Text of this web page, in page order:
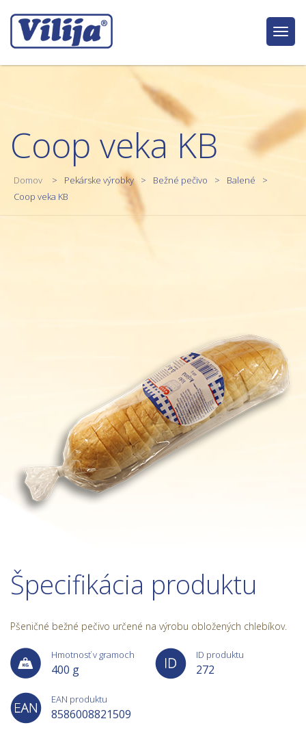
Coop veka KB
Domov Pekárske výrobky Bežné pečivo
Balené
Coop veka KB
Špecifikácia produktu
Pšeničné bežné pečivo určené na výrobu obložených chlebíkov.
Hmotnosť v gramoch
400 g
ID produktu
272
EAN produktu
8586008821509